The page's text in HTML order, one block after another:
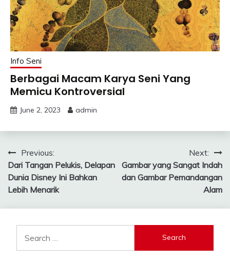
Info Seni
Berbagai Macam Karya Seni Yang
Memicu Kontroversial
June 2, 2023 admin
Post
navigation
Previous:
Dari Tangan Pelukis, Delapan
Dunia Disney Ini Bahkan
Lebih Menarik
Next:
Gambar yang Sangat Indah
dan Gambar Pemandangan
Alam
for: